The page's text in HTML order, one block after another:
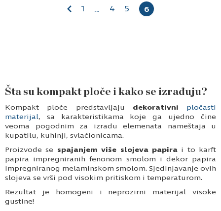
1 … 4 5 6
Šta su kompakt ploče i kako se izrađuju?
Kompakt ploče predstavljaju dekorativni
pločasti
materijal, sa karakteristikama koje ga ujedno čine
veoma pogodnim za izradu elemenata nameštaja u
kupatilu, kuhinji, svlačionicama.
Proizvode se spajanjem više slojeva papira i to karft
papira impregniranih fenonom smolom i dekor papira
impregniranog melaminskom smolom. Sjedinjavanje ovih
slojeva se vrši pod visokim pritiskom i temperaturom.
Rezultat je homogeni i neprozirni materijal visoke
gustine!